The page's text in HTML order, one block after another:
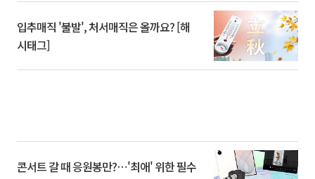
입추매직 '불발', 처서매직은 올까요? [해
시태그]
콘서트 갈 때 응원봉만?⋯'최애' 위한 필수